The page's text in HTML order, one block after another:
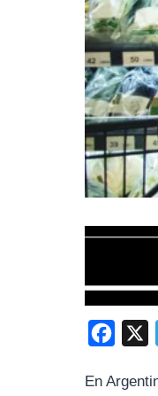
c
En